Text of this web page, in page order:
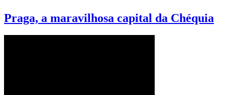
Praga, a maravilhosa capital da Chéquia